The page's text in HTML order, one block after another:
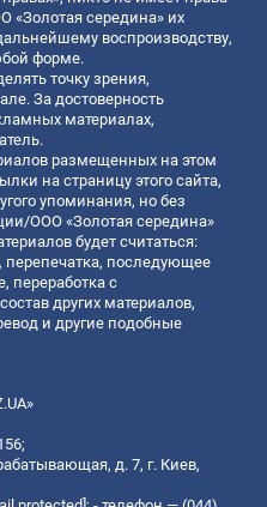
«Золотая середина» их
воспроизводству,
форме.
точку зрения,
За достоверность
материалах,
размещенных на этом
на страницу этого сайта,
упоминания, но без
ООО «Золотая середина»
будет считаться:
перепечатка, последующее
переработка с
других материалов,
и другие подобные
д. 7, г. Киев,